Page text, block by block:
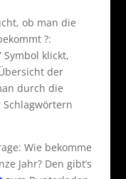
ob man die
?:
Symbol klickt,
der
durch die
Wie bekomme
Jahr? Den gibt’s